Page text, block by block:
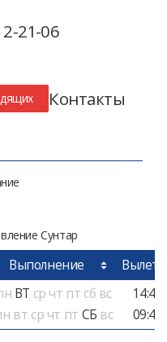
2-21-06
Контакты
Сунтар
Выполнение
Вылет
ВТ ср чт пт сб вс
вт ср чт пт СБ вс
14:40
09:40